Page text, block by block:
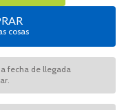
cosas
fecha de llegada